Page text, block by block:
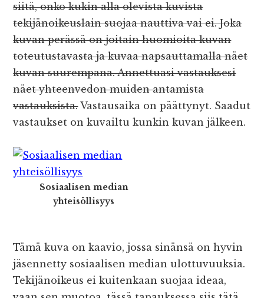
siitä, onko kukin alla olevista kuvista
tekijänoikeuslain suojaa nauttiva vai ei. Joka
kuvan perässä on joitain huomioita kuvan
toteutustavasta ja kuvaa napsauttamalla näet
kuvan suurempana. Annettuasi vastauksesi
näet yhteenvedon muiden antamista
vastauksista.Vastausaika on päättynyt. Saadut
vastaukset on kuvailtu kunkin kuvan jälkeen.
Sosiaalisen median
yhteisöllisyys
Tämä kuva on kaavio, jossa sinänsä on hyvin
jäsennetty sosiaalisen median ulottuvuuksia.
Tekijänoikeus ei kuitenkaan suojaa ideaa,